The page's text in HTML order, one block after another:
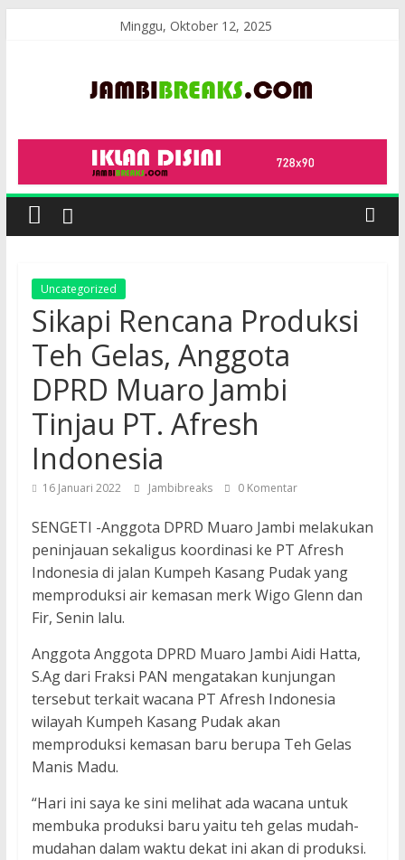
Minggu, Oktober 12, 2025
JambiBreaks
Uncategorized
Sikapi Rencana Produksi
Teh Gelas, Anggota
DPRD Muaro Jambi
Tinjau PT. Afresh
Indonesia
16 Januari 2022 Jambibreaks 0 Komentar
SENGETI -Anggota DPRD Muaro Jambi melakukan
peninjauan sekaligus koordinasi ke PT Afresh
Indonesia di jalan Kumpeh Kasang Pudak yang
memproduksi air kemasan merk Wigo Glenn dan
Fir, Senin lalu.
Anggota Anggota DPRD Muaro Jambi Aidi Hatta,
S.Ag dari Fraksi PAN mengatakan kunjungan
tersebut terkait wacana PT Afresh Indonesia
wilayah Kumpeh Kasang Pudak akan
memproduksi kemasan baru berupa Teh Gelas
Manis Madu.
“Hari ini saya ke sini melihat ada wacana untuk
membuka produksi baru yaitu teh gelas mudah-
mudahan dalam waktu dekat ini akan di produksi.